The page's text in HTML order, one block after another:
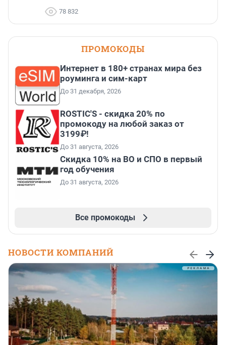
78 832
ПРОМОКОДЫ
Интернет в 180+ странах мира без
роуминга и сим-карт
До 31 декабря, 2026
ROSTIC'S - скидка 20% по
промокоду на любой заказ от
3199₽!
До 31 августа, 2026
Скидка 10% на ВО и СПО в первый
год обучения
До 31 августа, 2026
Все промокоды
НОВОСТИ КОМПАНИЙ